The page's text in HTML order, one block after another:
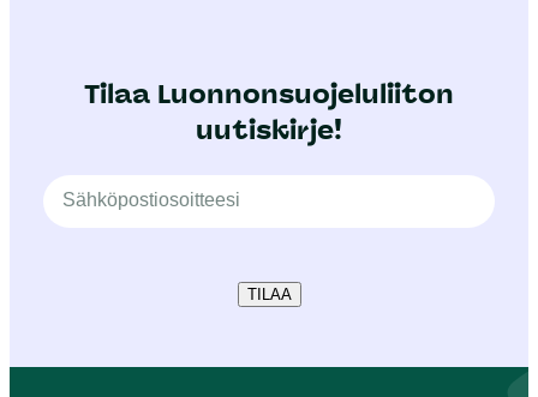
Tilaa Luonnonsuojeluliiton
uutiskirje!
TILAA